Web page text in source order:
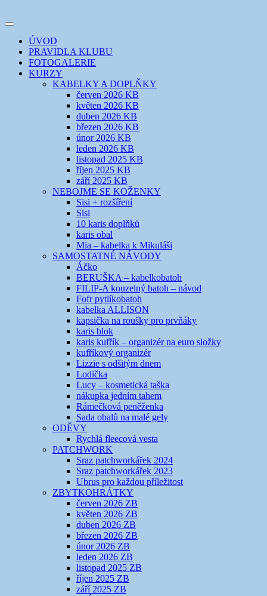
k
webuEVIKLUB
šicí klub
Toggle
navigation
ÚVOD
PRAVIDLA KLUBU
FOTOGALERIE
KURZY
KABELKY A DOPLŇKY
červen 2026 KB
květen 2026 KB
duben 2026 KB
březen 2026 KB
únor 2026 KB
leden 2026 KB
listopad 2025 KB
říjen 2025 KB
září 2025 KB
NEBOJME SE KOŽENKY
Sisi + rozšíření
Sisi
10 karis doplňků
karis obal
Mia – kabelka k Mikuláši
SAMOSTATNÉ NÁVODY
Áčko
BERUŠKA – kabelkobatoh
FILIP-A kouzelný batoh – návod
Fofr pytlíkobatoh
kabelka ALLISON
kapsička na roušky pro prvňáky
karis blok
karis kufřík – organizér na euro složky
kufříkový organizér
Lizzie s odšitým dnem
Lodička
Lucy – kosmetická taška
nákupka jedním tahem
Rámečková peněženka
Sada obalů na malé gely
ODĚVY
Rychlá fleecová vesta
PATCHWORK
Sraz patchworkářek 2024
Sraz patchworkářek 2023
Ubrus pro každou příležitost
ZBYTKOHRÁTKY
červen 2026 ZB
květen 2026 ZB
duben 2026 ZB
březen 2026 ZB
únor 2026 ZB
leden 2026 ZB
listopad 2025 ZB
říjen 2025 ZB
září 2025 ZB